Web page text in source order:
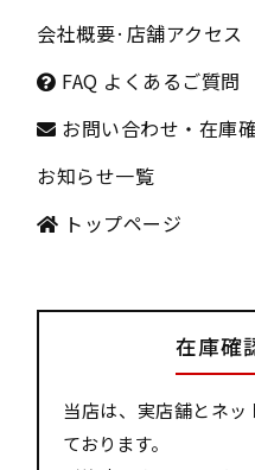
会社概要· 店舗アクセス
FAQ よくあるご質問
お問い合わせ・在庫
お知らせ一覧
トップページ
在庫確
当店は、実店舗とネ
ております。